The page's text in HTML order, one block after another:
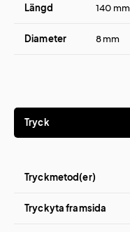
Längd 140 mm
Diameter 8 mm
Tryck
Tryckmetod(er)
Tryckyta framsida